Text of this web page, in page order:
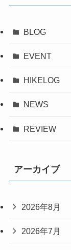
BLOG
EVENT
HIKELOG
NEWS
REVIEW
アーカイブ
2026年8月
2026年7月